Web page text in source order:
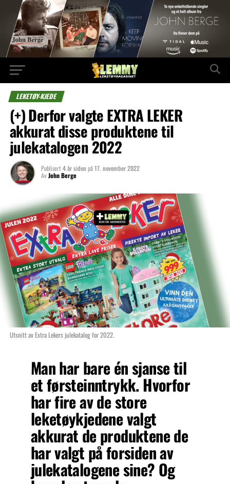
LEKETØY-KJEDE
(+) Derfor valgte EXTRA LEKER
akkurat disse produktene til
julekatalogen 2022
Publisert4 år siden på17. november 2022
AvJohn Berge
Utsnitt av Extra Lekers julekatalog for 2022.
Man har bare én sjanse til
et førsteinntrykk. Hvorfor
har fire av de store
leketøykjedene valgt
akkurat de produktene de
har valgt på forsiden av
julekatalogene sine? Og